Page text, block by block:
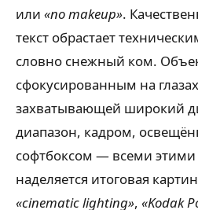
или «no makeup».
текст обрастает
словно снежный ком.
сфокусированным на
захватывающей широкий
диапазон, кадром,
софтбоксом — всеми этими
наделяется итоговая
«cinematic lighting», «Kodak